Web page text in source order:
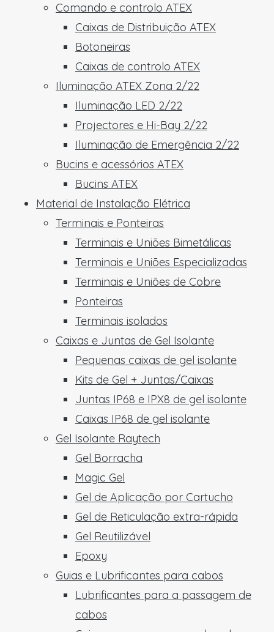
Comando e controlo ATEX
Caixas de Distribuição ATEX
Botoneiras
Caixas de controlo ATEX
Iluminação ATEX Zona 2/22
Iluminação LED 2/22
Projectores e Hi-Bay 2/22
Iluminação de Emergência 2/22
Bucins e acessórios ATEX
Bucins ATEX
Material de Instalação Elétrica
Terminais e Ponteiras
Terminais e Uniões Bimetálicas
Terminais e Uniões Especializadas
Terminais e Uniões de Cobre
Ponteiras
Terminais isolados
Caixas e Juntas de Gel Isolante
Pequenas caixas de gel isolante
Kits de Gel + Juntas/Caixas
Juntas IP68 e IPX8 de gel isolante
Caixas IP68 de gel isolante
Gel Isolante Raytech
Gel Borracha
Magic Gel
Gel de Aplicação por Cartucho
Gel de Reticulação extra-rápida
Gel Reutilizável
Epoxy
Guias e Lubrificantes para cabos
Lubrificantes para a passagem de
cabos